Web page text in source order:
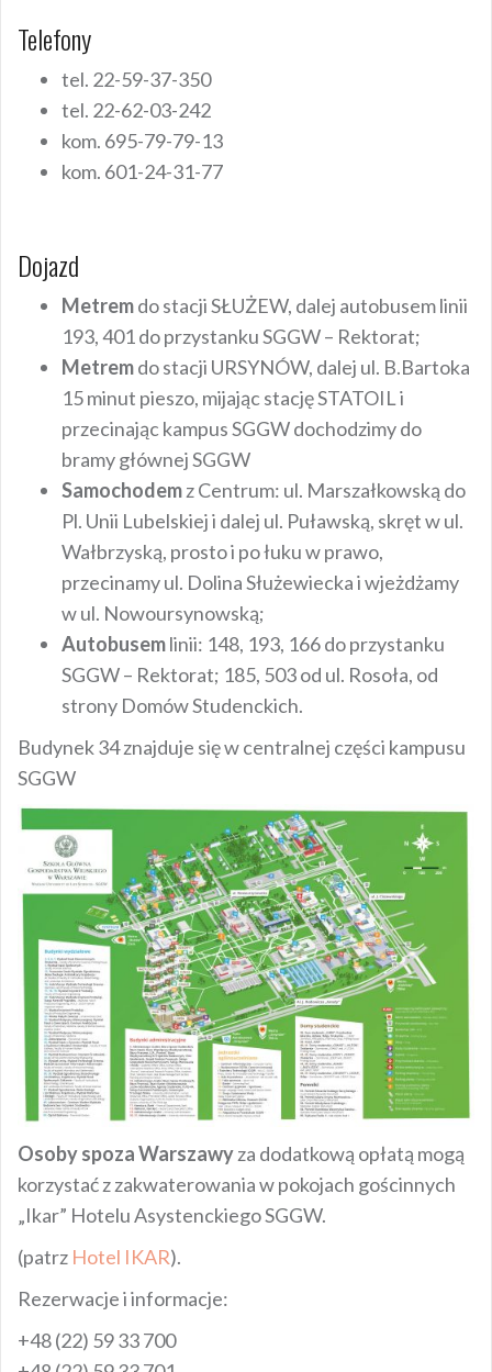
Telefony
tel. 22-59-37-350
tel. 22-62-03-242
kom. 695-79-79-13
kom. 601-24-31-77
Dojazd
Metremdo stacji SŁUŻEW, dalej autobusem linii
193, 401 do przystanku SGGW – Rektorat;
Metremdo stacji URSYNÓW, dalej ul. B.Bartoka
15 minut pieszo, mijając stację STATOIL i
przecinając kampus SGGW dochodzimy do
bramy głównej SGGW
Samochodemz Centrum: ul. Marszałkowską do
Pl. Unii Lubelskiej i dalej ul. Puławską, skręt w ul.
Wałbrzyską, prosto i po łuku w prawo,
przecinamy ul. Dolina Służewiecka i wjeżdżamy
w ul. Nowoursynowską;
Autobusemlinii: 148, 193, 166 do przystanku
SGGW – Rektorat; 185, 503 od ul. Rosoła, od
strony Domów Studenckich.
Budynek 34 znajduje się w centralnej części kampusu
SGGW
Osoby spoza Warszawyza dodatkową opłatą mogą
korzystać z zakwaterowania w pokojach gościnnych
„Ikar” Hotelu Asystenckiego SGGW.
(patrz Hotel IKAR).
Rezerwacje i informacje:
+48 (22) 59 33 700